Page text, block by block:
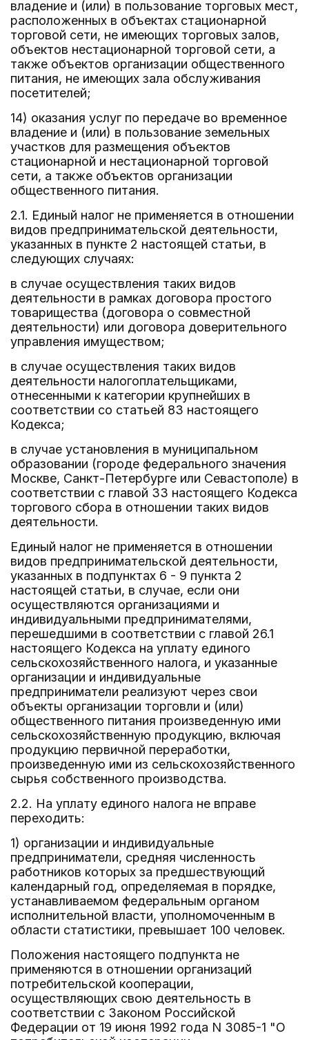
владение и (или) в пользование торговых мест,
расположенных в объектах стационарной
торговой сети, не имеющих торговых залов,
объектов нестационарной торговой сети, а
также объектов организации общественного
питания, не имеющих зала обслуживания
посетителей;
14) оказания услуг по передаче во временное
владение и (или) в пользование земельных
участков для размещения объектов
стационарной и нестационарной торговой
сети, а также объектов организации
общественного питания.
2.1. Единый налог не применяется в отношении
видов предпринимательской деятельности,
указанных в пункте 2 настоящей статьи, в
следующих случаях:
в случае осуществления таких видов
деятельности в рамках договора простого
товарищества (договора о совместной
деятельности) или договора доверительного
управления имуществом;
в случае осуществления таких видов
деятельности налогоплательщиками,
отнесенными к категории крупнейших в
соответствии со статьей 83 настоящего
Кодекса;
в случае установления в муниципальном
образовании (городе федерального значения
Москве, Санкт-Петербурге или Севастополе) в
соответствии с главой 33 настоящего Кодекса
торгового сбора в отношении таких видов
деятельности.
Единый налог не применяется в отношении
видов предпринимательской деятельности,
указанных в подпунктах 6 - 9 пункта 2
настоящей статьи, в случае, если они
осуществляются организациями и
индивидуальными предпринимателями,
перешедшими в соответствии с главой 26.1
настоящего Кодекса на уплату единого
сельскохозяйственного налога, и указанные
организации и индивидуальные
предприниматели реализуют через свои
объекты организации торговли и (или)
общественного питания произведенную ими
сельскохозяйственную продукцию, включая
продукцию первичной переработки,
произведенную ими из сельскохозяйственного
сырья собственного производства.
2.2. На уплату единого налога не вправе
переходить:
1) организации и индивидуальные
предприниматели, средняя численность
работников которых за предшествующий
календарный год, определяемая в порядке,
устанавливаемом федеральным органом
исполнительной власти, уполномоченным в
области статистики, превышает 100 человек.
Положения настоящего подпункта не
применяются в отношении организаций
потребительской кооперации,
осуществляющих свою деятельность в
соответствии с Законом Российской
Федерации от 19 июня 1992 года N 3085-1 "О